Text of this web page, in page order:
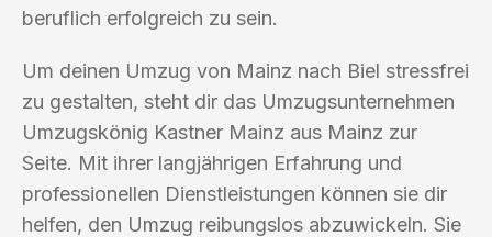
beruflich erfolgreich zu sein.
Um deinen Umzug von Mainz nach Biel stressfrei
zu gestalten, steht dir das Umzugsunternehmen
Umzugskönig Kastner Mainz aus Mainz zur
Seite. Mit ihrer langjährigen Erfahrung und
professionellen Dienstleistungen können sie dir
helfen, den Umzug reibungslos abzuwickeln. Sie